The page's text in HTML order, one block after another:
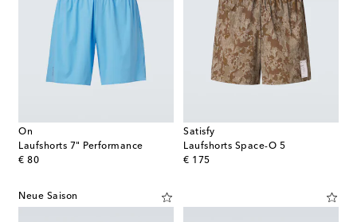
On
Laufshorts 7" Performance
€ 80
original price
Satisfy
Laufshorts Space-O 5
€ 175
original price
Neue Saison